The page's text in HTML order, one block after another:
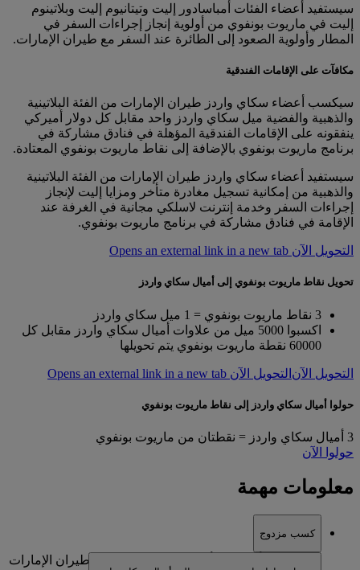
سيستفيد أعضاء الفئات أمباسادور إليت وتيتانيوم إليت وبلاتينوم
إليت في ماريوت بونفوي من أولوية إنجاز إجراءات السفر في
المطار وأولوية الصعود إلى الطائرة عند السفر مع طيران الإمارات.
مكافآت على الإقامات الفندقية
سيكسب أعضاء سكاي واردز طيران الإمارات من الفئة البلاتينية
والذهبية والفضية ميل سكاي واردز واحد مقابل كل دولار أميركي
ينفقونه على الإقامات الفندقية المؤهلة في فنادق مشاركة في
برنامج ماريوت بونفوي بالإضافة إلى نقاط ماريوت بونفوي المعتادة.
سيستفيد أعضاء سكاي واردز طيران الإمارات من الفئة البلاتينية
والذهبية من إمكانية تسجيل مغادرة متأخر ومزايا إليت لإنجاز
إجراءات السفر وخدمة إنترنت لاسلكي مجانية في الغرفة عند
الإقامة في فنادق مشاركة في برنامج ماريوت بونفوي.
التحويل الآن Opens an external link in a new tab
تحويل نقاط ماريوت بونفوي إلى أميال سكاي واردز
3 نقاط ماريوت بونفوي = 1 ميل سكاي واردز
اكسبوا 5000 ميل من علاوات أميال سكاي واردز مقابل كل
60000 نقطة ماريوت بونفوي يتم تحويلها
التحويل الآن التحويل الآن Opens an external link in a new tab
حولوا أميال سكاي واردز إلى نقاط ماريوت بونفوي
3 أميال سكاي واردز = نقطتان من ماريوت بونفوي
حولوا الآن
معلومات مهمة
كسب مزدوج
يجب أن تكونوا أعضاء في سكاي واردز طيران الإمارات